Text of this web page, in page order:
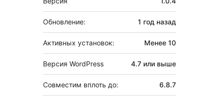
Обновление: 1 год назад
Активных установок: Менее 10
Версия WordPress 4.7 или выше
Совместим вплоть до: 6.8.7